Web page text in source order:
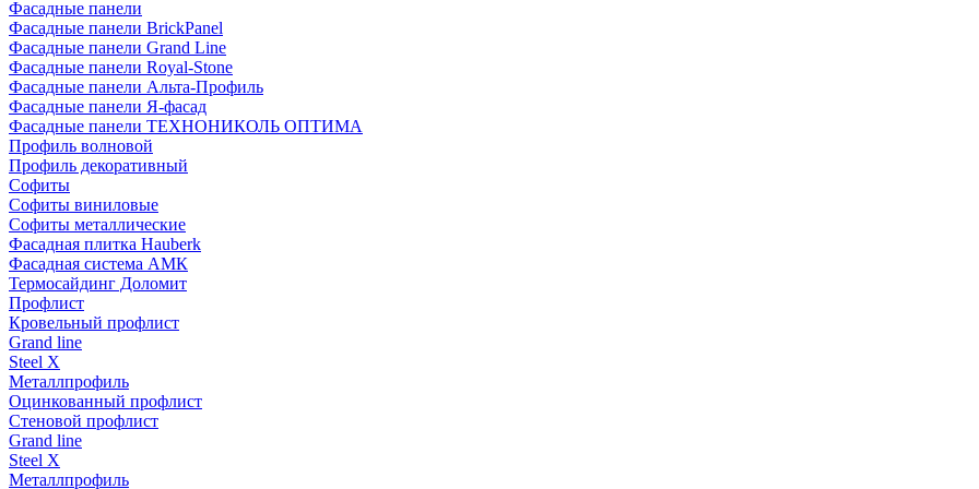
Фасадные панели
Фасадные панели BrickPanel
Фасадные панели Grand Line
Фасадные панели Royal-Stone
Фасадные панели Альта-Профиль
Фасадные панели Я-фасад
Фасадные панели ТЕХНОНИКОЛЬ ОПТИМА
Профиль волновой
Профиль декоративный
Софиты
Софиты виниловые
Софиты металлические
Фасадная плитка Hauberk
Фасадная система АМК
Термосайдинг Доломит
Профлист
Кровельный профлист
Grand line
Steel X
Металлпрофиль
Оцинкованный профлист
Стеновой профлист
Grand line
Steel X
Металлпрофиль